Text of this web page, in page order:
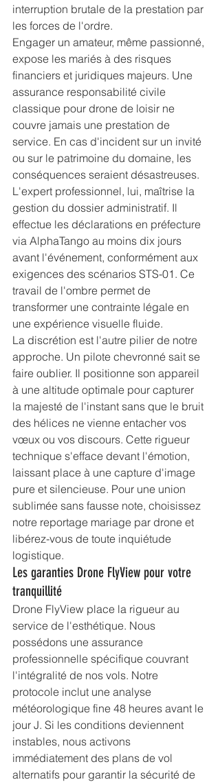
interruption brutale de la prestation par
les forces de l'ordre.
Engager un amateur, même passionné,
expose les mariés à des risques
financiers et juridiques majeurs. Une
assurance responsabilité civile
classique pour drone de loisir ne
couvre jamais une prestation de
service. En cas d'incident sur un invité
ou sur le patrimoine du domaine, les
conséquences seraient désastreuses.
L'expert professionnel, lui, maîtrise la
gestion du dossier administratif. Il
effectue les déclarations en préfecture
via AlphaTango au moins dix jours
avant l'événement, conformément aux
exigences des scénarios STS-01. Ce
travail de l'ombre permet de
transformer une contrainte légale en
une expérience visuelle fluide.
La discrétion est l'autre pilier de notre
approche. Un pilote chevronné sait se
faire oublier. Il positionne son appareil
à une altitude optimale pour capturer
la majesté de l'instant sans que le bruit
des hélices ne vienne entacher vos
vœux ou vos discours. Cette rigueur
technique s'efface devant l'émotion,
laissant place à une capture d'image
pure et silencieuse. Pour une union
sublimée sans fausse note, choisissez
notre reportage mariage par drone et
libérez-vous de toute inquiétude
logistique.
Les garanties Drone FlyView pour votre
tranquillité
Drone FlyView place la rigueur au
service de l'esthétique. Nous
possédons une assurance
professionnelle spécifique couvrant
l'intégralité de nos vols. Notre
protocole inclut une analyse
météorologique fine 48 heures avant le
jour J. Si les conditions deviennent
instables, nous activons
immédiatement des plans de vol
alternatifs pour garantir la sécurité de